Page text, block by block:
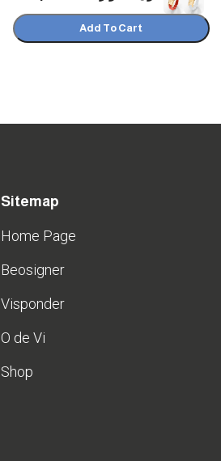
Add To Cart
Sitemap
Home Page
Beosigner
Visponder
O de Vi
Shop